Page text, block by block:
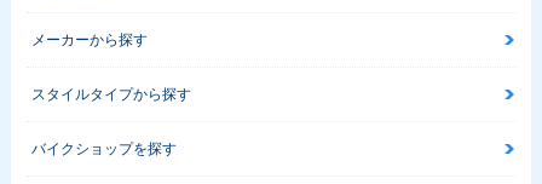
メーカーから探す
スタイルタイプから探す
バイクショップを探す